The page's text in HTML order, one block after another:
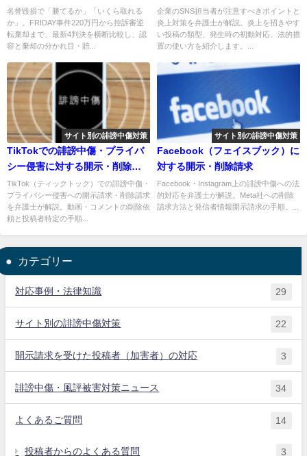
週刊誌・SNSの最新4判決にみる
分かれ目と賠償額の相場
名誉毀損で「勝てるか」「いくら取れる
か」。FRIDAY事件220万円から控訴審逆
転棄却まで、最新4判決を横断比較し、認
容と棄却の分かれ目・賠...
企業のSNS担当者が注意すべきポイントと
炎上対策を弁護士が解説。炎上を招きやす
い投稿の類型、発生時の初動対応、法的措
置の使い方を紹介します。...
サイト別の誹謗中傷対策
TikTokでの誹謗中傷・プライバ
シー侵害に対する開示・削除手
続き
TikTok（ティックトック）での誹謗中傷・
プライバシー侵害への開示請求・削除請求
を弁護士が解説。動画・コメントの削除依
頼と投稿者特定の手順...
サイト別の誹謗中傷対策
Facebook（フェイスブック）に
対する開示・削除請求
Facebook・Instagram上の誹謗中傷への法
的対応を弁護士が解説。Meta社への削除
請求方法と発信者情報開示請求の手順。...
カテゴリー
対応事例・法律知識 29
サイト別の誹謗中傷対策 22
開示請求を受けた投稿者（加害者）の対応 3
誹謗中傷・風評被害対策ニュース 34
よくあるご質問 14
投稿者からのよくある質問 3